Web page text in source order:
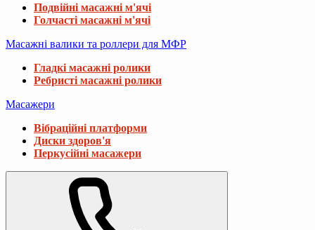
Подвійні масажні м'ячі
Голчасті масажні м'ячі
Масажні валики та роллери для МФР
Гладкі масажні ролики
Ребристі масажні ролики
Масажери
Вібраційні платформи
Диски здоров'я
Перкусійні масажери